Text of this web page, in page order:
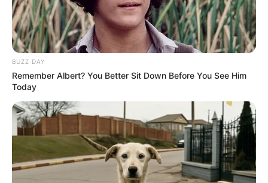
BUZZ DAY
Remember Albert? You Better Sit Down Before You See Him
Today